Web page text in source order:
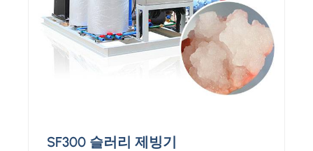
SF300 슬러리 제빙기